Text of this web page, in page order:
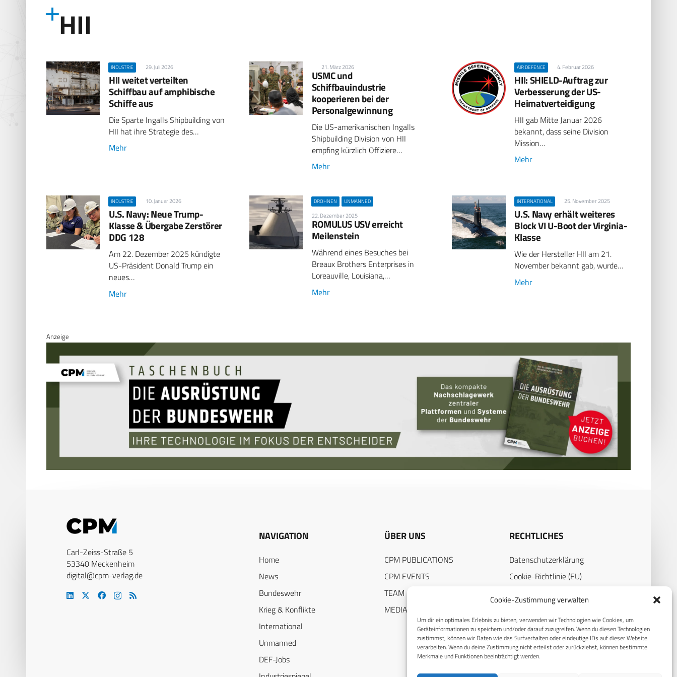
Cookie-Zustimmung verwalten
Um dir ein optimales Erlebnis zu bieten, verwenden wir Technologien wie Cookies, um
Geräteinformationen zu speichern und/oder darauf zuzugreifen. Wenn du diesen Technologien
zustimmst, können wir Daten wie das Surfverhalten oder eindeutige IDs auf dieser Website
verarbeiten. Wenn du deine Zustimmung nicht erteilst oder zurückziehst, können bestimmte
Merkmale und Funktionen beeinträchtigt werden.
HII
INDUSTRIE 29. Juli 2026
HII weitet verteilten
Schiffbau auf amphibische
Schiffe aus
Die Sparte Ingalls Shipbuilding von
HII hat ihre Strategie des…
Mehr
21. März 2026
USMC und
Schiffbauindustrie
kooperieren bei der
Personalgewinnung
Die US-amerikanischen Ingalls
Shipbuilding Division von HII
empfing kürzlich Offiziere…
Mehr
AIR DEFENCE 4. Februar 2026
HII: SHIELD-Auftrag zur
Verbesserung der US-
Heimatverteidigung
HII gab Mitte Januar 2026
bekannt, dass seine Division
Mission…
Mehr
INDUSTRIE 10. Januar 2026
U.S. Navy: Neue Trump-
Klasse & Übergabe Zerstörer
DDG 128
Am 22. Dezember 2025 kündigte
US-Präsident Donald Trump ein
neues…
Mehr
DROHNEN UNMANNED
22. Dezember 2025
ROMULUS USV erreicht
Meilenstein
Während eines Besuches bei
Breaux Brothers Enterprises in
Loreauville, Louisiana,…
Mehr
INTERNATIONAL 25. November 2025
U.S. Navy erhält weiteres
Block VI U-Boot der Virginia-
Klasse
Wie der Hersteller HII am 21.
November bekannt gab, wurde…
Mehr
Anzeige
Carl-Zeiss-Straße 5
53340 Meckenheim
digital@cpm-verlag.de
NAVIGATION
Home
News
Bundeswehr
Krieg & Konflikte
International
Unmanned
DEF-Jobs
ÜBER UNS
CPM PUBLICATIONS
CPM EVENTS
TEAM
MEDIADATEN
RECHTLICHES
Datenschutzerklärung
Cookie-Richtlinie (EU)
Impressum